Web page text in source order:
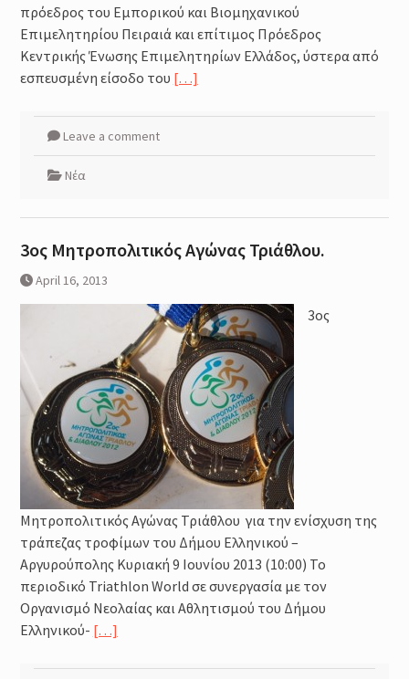
πρόεδρος του Εμπορικού και Βιομηχανικού
Επιμελητηρίου Πειραιά και επίτιμος Πρόεδρος
Κεντρικής Ένωσης Επιμελητηρίων Ελλάδος, ύστερα από
εσπευσμένη είσοδο του […]
Leave a comment
Νέα
3ος Μητροπολιτικός Αγώνας Τριάθλου.
April 16, 2013
3ος
Μητροπολιτικός Αγώνας Τριάθλου για την ενίσχυση της
τράπεζας τροφίμων του Δήμου Ελληνικού –
Αργυρούπολης Κυριακή 9 Ιουνίου 2013 (10:00) Το
περιοδικό Triathlon World σε συνεργασία με τον
Οργανισμό Νεολαίας και Αθλητισμού του Δήμου
Ελληνικού- […]